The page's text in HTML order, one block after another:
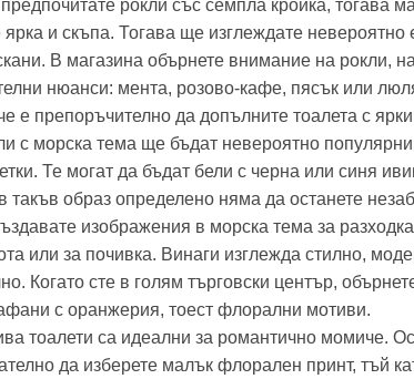
рокли със семпла кройка, тогава
ярка и скъпа. Тогава ще изглеждате невероятно
В магазина обърнете внимание на рокли,
нюанси: мента, розово-кафе, пясък или
е препоръчително да допълните тоалета с
с морска тема ще бъдат невероятно
Те могат да бъдат бели с черна или синя
такъв образ определено няма да останете
изображения в морска тема за
или за почивка. Винаги изглежда стилно,
Когато сте в голям търговски център,
с оранжерия, тоест флорални мотиви.
тоалети са идеални за романтично момиче.
да изберете малък флорален принт, тъй